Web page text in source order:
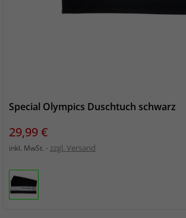
Special Olympics Duschtuch schwarz
Preis
29,99 €
inkl. MwSt. zzgl. Versand